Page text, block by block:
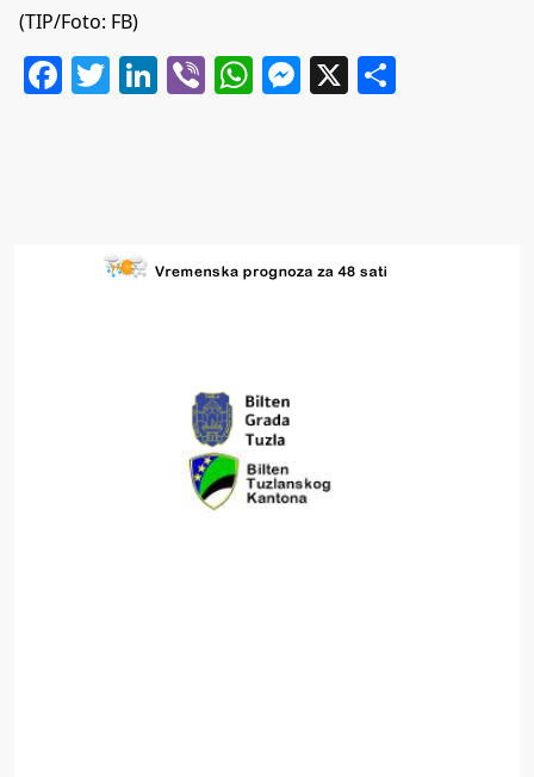
(TIP/Foto: FB)
Facebook
Twitter
LinkedIn
ViberWhatsApp
Messenger
X